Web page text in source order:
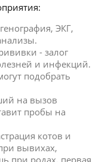
ЭКГ,
- залог
и инфекций.
подобрать
на вызов
пробы на
котов и
вывихах,
при родах, первая